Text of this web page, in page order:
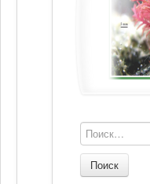
Поиск